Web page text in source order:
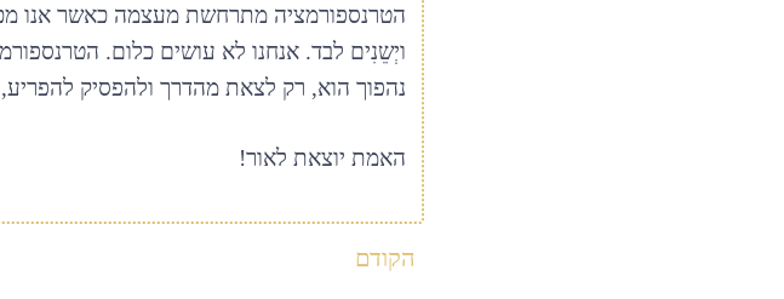
הטרנספורמציה מתרחשת מעצמה כאשר אנו
ויְשֵנִים לבד. אנחנו לא עושים כלום.
נהפוך הוא, רק לצאת מהדרך ולהפסיק
האמת יוצאת לאור!
הקודם